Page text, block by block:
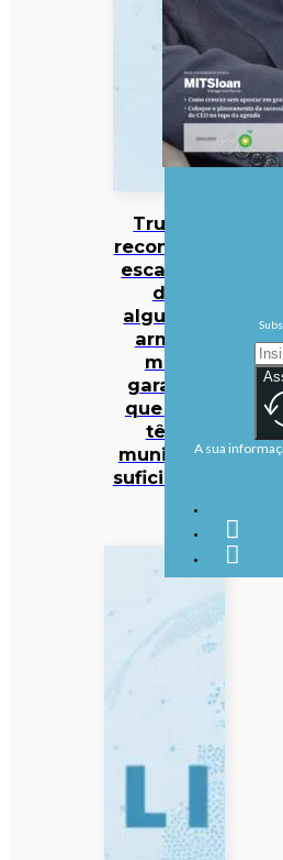
Trump
reconhece
escassez
de
algumas
armas
mas
garante
que EUA
têm
munições
suficientes
A sua